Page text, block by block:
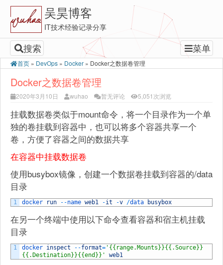
吴昊博客
IT技术经验记录分享
搜索 菜单
首页 » DevOps » Docker » Docker之数据卷管理
Docker之数据卷管理
2020年3月10日 wuhao 暂无评论 5,051次浏览
挂载数据卷类似于mount命令，将一个目录作为一个单
独的卷挂载到容器中，也可以将多个容器共享一个
卷，方便了容器之间的数据共享
在容器中挂载数据卷
使用busybox镜像，创建一个数据卷挂载到容器的/data
目录
1 docker run --name web1 -it -v /data busybox
在另一个终端中使用以下命令查看容器和宿主机挂载
目录
1 docker inspect --format= '{{range.Mounts}}{{.Source}}
{{.Destination}}{{end}}'
web1